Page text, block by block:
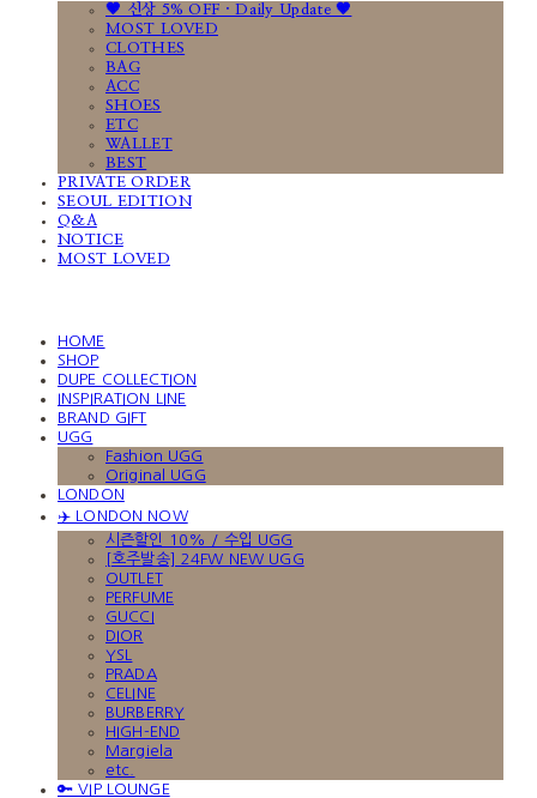
🤎 신상 5% OFF · Daily Update 🤎
MOST LOVED
CLOTHES
BAG
ACC
SHOES
ETC
WALLET
BEST
PRIVATE ORDER
SEOUL EDITION
Q&A
NOTICE
MOST LOVED
HOME
SHOP
DUPE COLLECTION
INSPIRATION LINE
BRAND GIFT
UGG
Fashion UGG
Original UGG
LONDON
✈️ LONDON NOW
시즌할인 10% / 수입 UGG
[호주발송] 24FW NEW UGG
OUTLET
PERFUME
GUCCI
DIOR
YSL
PRADA
CELINE
BURBERRY
HIGH-END
Margiela
etc.
🔑 VIP LOUNGE